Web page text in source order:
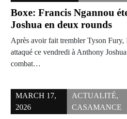
Boxe: Francis Ngannou
Joshua en deux rounds
Après avoir fait trembler Tyson Fury,
attaqué ce vendredi à Anthony
combat…
MARCH 17,
2026
ACTUALITÉ,
CASAMANCE